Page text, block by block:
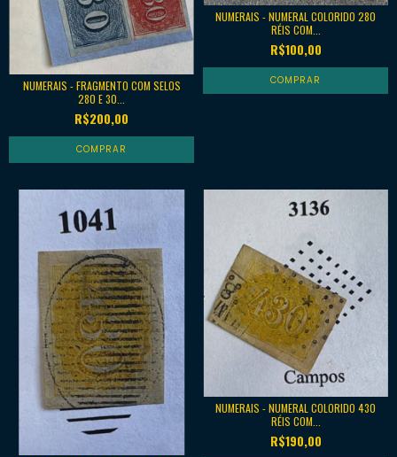
NUMERAIS - FRAGMENTO COM SELOS
280 E 30...
R$200,00
NUMERAIS - NUMERAL COLORIDO 280
RÉIS COM...
R$100,00
NUMERAIS - NUMERAL COLORIDO 430
RÉIS COM...
R$190,00